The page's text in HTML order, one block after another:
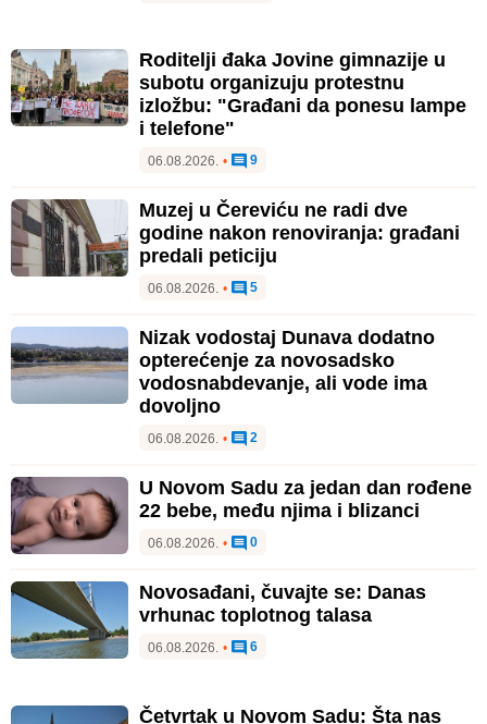
Roditelji đaka Jovine gimnazije u
subotu organizuju protestnu
izložbu: "Građani da ponesu lampe
i telefone"
06.08.2026. • 9
Muzej u Čereviću ne radi dve
godine nakon renoviranja: građani
predali peticiju
06.08.2026. • 5
Nizak vodostaj Dunava dodatno
opterećenje za novosadsko
vodosnabdevanje, ali vode ima
dovoljno
06.08.2026. • 2
U Novom Sadu za jedan dan rođene
22 bebe, među njima i blizanci
06.08.2026. • 0
Novosađani, čuvajte se: Danas
vrhunac toplotnog talasa
06.08.2026. • 6
Četvrtak u Novom Sadu: Šta nas